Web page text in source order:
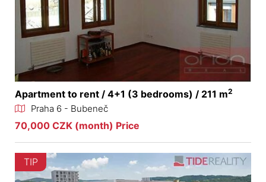
Apartment to rent / 4+1 (3 bedrooms) / 211 m2
Praha 6 - Bubeneč
70,000 CZK (month) Price
TIP